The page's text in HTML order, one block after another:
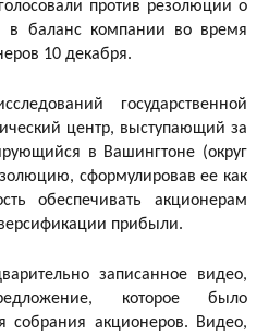
против резолюции о
в баланс компании во время
10 декабря.
государственной
центр, выступающий за
в Вашингтоне (округ
сформулировав ее как
обеспечивать акционерам
прибыли.
записанное видео,
которое было
собрания акционеров. Видео,